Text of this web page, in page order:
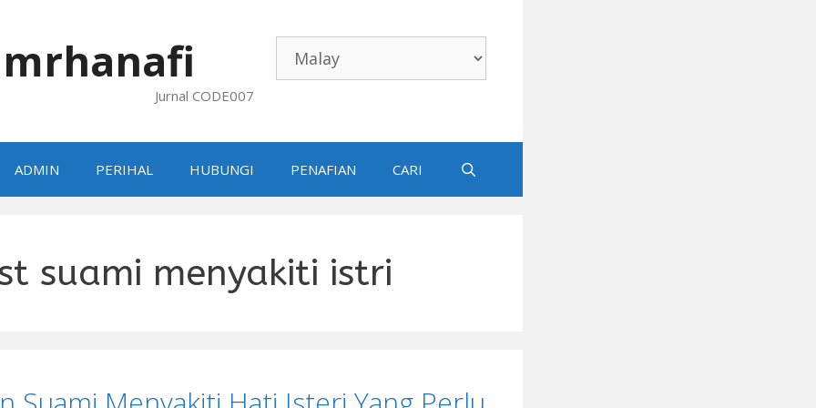
mrhanafi
Jurnal CODE007
ADMIN PERIHAL HUBUNGI PENAFIAN CARI
suami menyakiti istri